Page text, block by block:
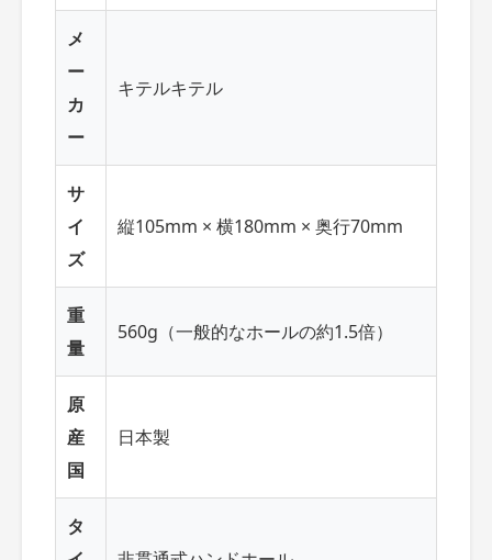
メ
ー
カ
ー
キテルキテル
サ
イ
ズ
縦105mm × 横180mm × 奥行70mm
重
量
560g（一般的なホールの約1.5倍）
原
産
国
日本製
タ